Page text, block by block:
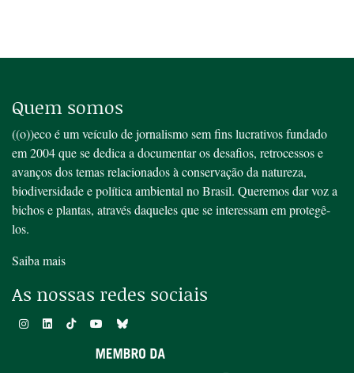
Quem somos
((o))eco é um veículo de jornalismo sem fins lucrativos fundado
em 2004 que se dedica a documentar os desafios, retrocessos e
avanços dos temas relacionados à conservação da natureza,
biodiversidade e política ambiental no Brasil. Queremos dar voz a
bichos e plantas, através daqueles que se interessam em protegê-
los.
Saiba mais
As nossas redes sociais